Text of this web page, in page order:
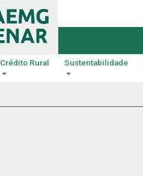
Crédito Rural Sustentabilidade